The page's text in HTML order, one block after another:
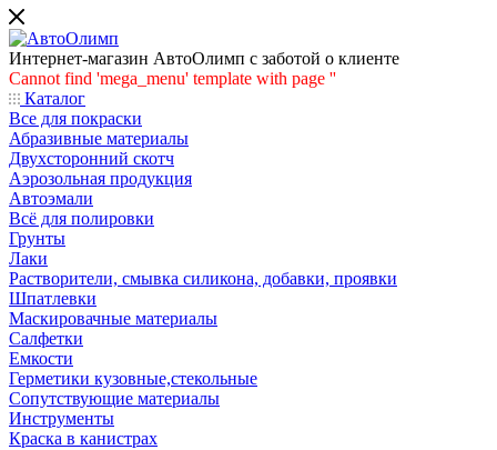
Интернет-магазин АвтоОлимп с заботой о клиенте
Cannot find 'mega_menu' template with page ''
Каталог
Все для покраски
Абразивные материалы
Двухсторонний скотч
Аэрозольная продукция
Автоэмали
Всё для полировки
Грунты
Лаки
Растворители, смывка силикона, добавки, проявки
Шпатлевки
Маскировачные материалы
Салфетки
Емкости
Герметики кузовные,стекольные
Сопутствующие материалы
Инструменты
Краска в канистрах